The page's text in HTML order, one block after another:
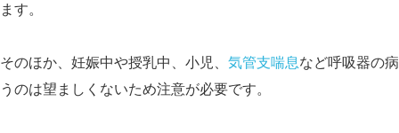
ます。
そのほか、妊娠中や授乳中、小児、 気管支喘息など呼吸器の
うのは望ましくないため注意が必要です。